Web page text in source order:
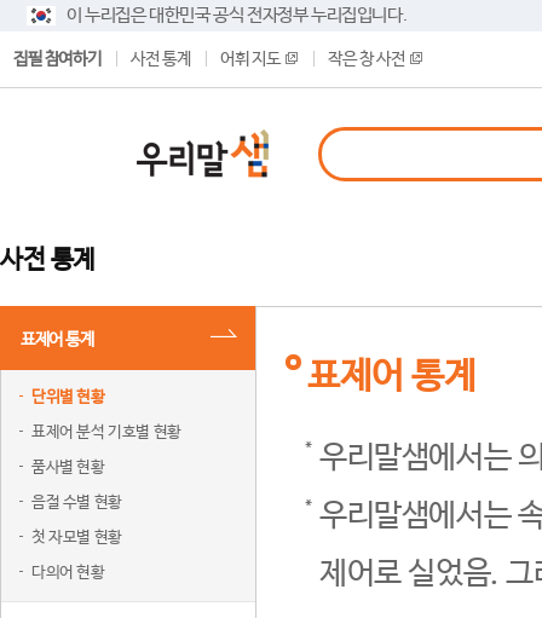
이 누리집은 대한민국 공식 전자정부 누리집입니다.
집필 참여하기 사전 통계 어휘 지도 작은 창 사전
사전 통계
표제어 통계
단위별 현황
표제어 분석 기호별 현황
품사별 현황
음절 수별 현황
첫 자모별 현황
다의어 현황
표제어 통계
우리말샘에서는
우리말샘에서는
제어로 실었음.